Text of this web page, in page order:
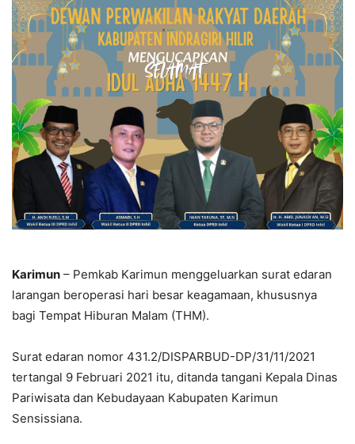
Karimun – Pemkab Karimun menggeluarkan surat edaran
larangan beroperasi hari besar keagamaan, khususnya
bagi Tempat Hiburan Malam (THM).
Surat edaran nomor 431.2/DISPARBUD-DP/31/11/2021
tertangal 9 Februari 2021 itu, ditanda tangani Kepala Dinas
Pariwisata dan Kebudayaan Kabupaten Karimun
Sensissiana.